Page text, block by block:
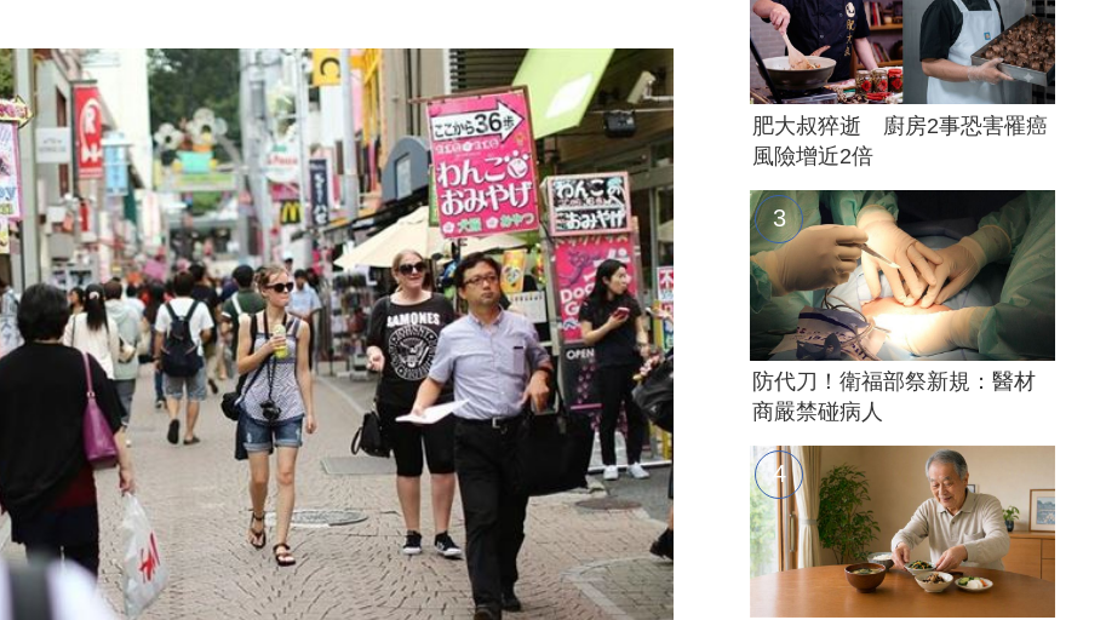
肥大叔猝逝 廚房2事恐害罹癌
風險增近2倍
防代刀！衛福部祭新規：醫材
商嚴禁碰病人